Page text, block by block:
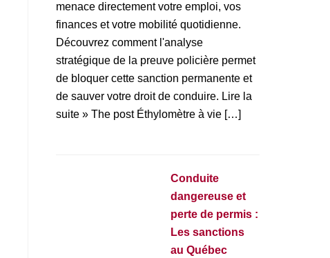
menace directement votre emploi, vos
finances et votre mobilité quotidienne.
Découvrez comment l'analyse
stratégique de la preuve policière permet
de bloquer cette sanction permanente et
de sauver votre droit de conduire. Lire la
suite » The post Éthylomètre à vie […]
Conduite
dangereuse et
perte de permis :
Les sanctions
au Québec